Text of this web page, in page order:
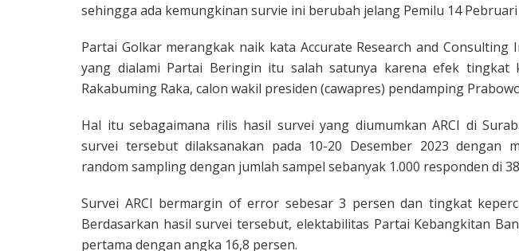
sehingga ada kemungkinan survie ini berubah jelang Pemilu 14
Partai Golkar merangkak naik kata Accurate Research and Consulting
yang dialami Partai Beringin itu salah satunya karena efek tingkat
Rakabuming Raka, calon wakil presiden (cawapres) pendamping
Hal itu sebagaimana rilis hasil survei yang diumumkan ARCI di
survei tersebut dilaksanakan pada 10-20 Desember 2023 dengan
random sampling dengan jumlah sampel sebanyak 1.000 responden di
Survei ARCI bermargin of error sebesar 3 persen dan tingkat
Berdasarkan hasil survei tersebut, elektabilitas Partai Kebangkitan
pertama dengan angka 16,8 persen.